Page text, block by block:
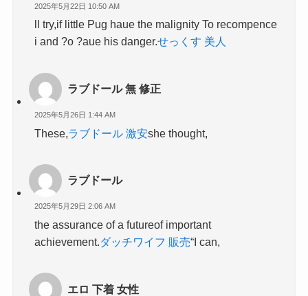
2025年5月22日 10:50 AM
ll try,if little Pug haue the malignity To recompence
i and ?o ?aue his danger.せっくす 美人
ラブドール 無 修正
2025年5月26日 1:44 AM
These,ラブドール 激安she thought,
ラブドール
2025年5月29日 2:06 AM
the assurance of a futureof important
achievement.ダッチワイフ 販売“I can,
エロ 下着 女性